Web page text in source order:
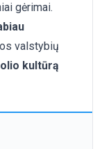
gėrimai.
valstybių
kultūrą